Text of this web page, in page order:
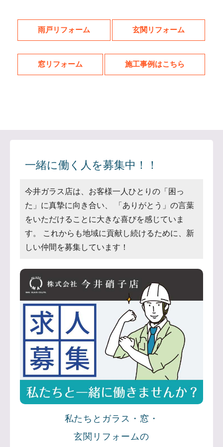
雨戸リフォーム 玄関リフォーム
窓リフォーム 施工事例はこちら
一緒に働く人を募集中！！
今井ガラス店は、お客様一人ひとりの「困っ
た」に真摯に向き合い、 「ありがとう」の言葉
をいただけることに大きな喜びを感じていま
す。 これからも地域に貢献し続けるために、新
しい仲間を募集しています！
私たちとガラス・窓・
玄関リフォームの